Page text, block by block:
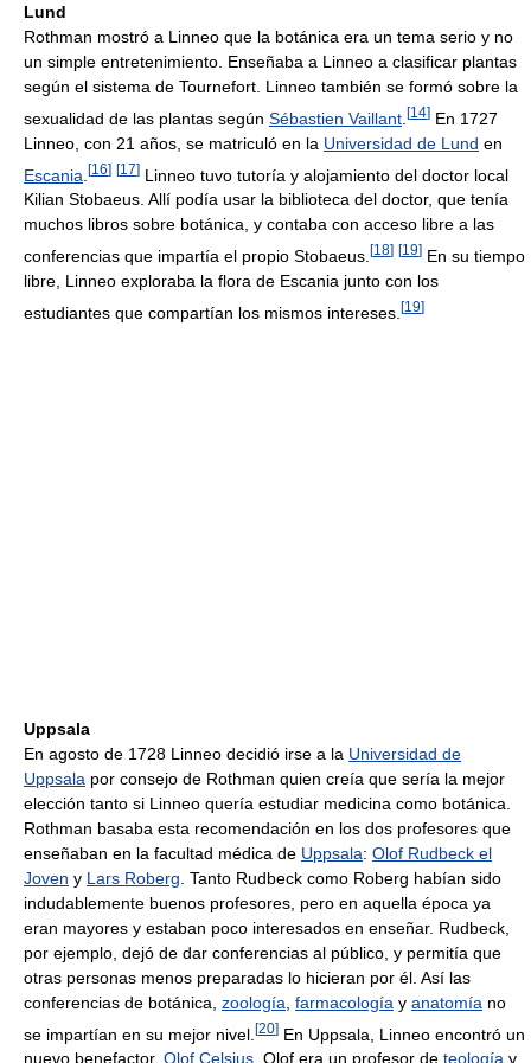
Lund
Rothman mostró a Linneo que la botánica era un tema serio y no
un simple entretenimiento. Enseñaba a Linneo a clasificar plantas
según el sistema de Tournefort. Linneo también se formó sobre la
sexualidad de las plantas según Sébastien Vaillant [14] En 1727
Linneo, con 21 años, se matriculó en la Universidad de Lund en
Escania [16] [17] Linneo tuvo tutoría y alojamiento del doctor local
Kilian Stobaeus. Allí podía usar la biblioteca del doctor, que tenía
muchos libros sobre botánica, y contaba con acceso libre a las
conferencias que impartía el propio Stobaeus. [18] [19] En su tiempo
libre, Linneo exploraba la flora de Escania junto con los
estudiantes que compartían los mismos intereses. [19]
Uppsala
En agosto de 1728 Linneo decidió irse a la Universidad de
Uppsala por consejo de Rothman quien creía que sería la mejor
elección tanto si Linneo quería estudiar medicina como botánica.
Rothman basaba esta recomendación en los dos profesores que
enseñaban en la facultad médica de Uppsala: Olof Rudbeck el
Joven y Lars Roberg . Tanto Rudbeck como Roberg habían sido
indudablemente buenos profesores, pero en aquella época ya
eran mayores y estaban poco interesados en enseñar. Rudbeck,
por ejemplo, dejó de dar conferencias al público, y permitía que
otras personas menos preparadas lo hicieran por él. Así las
conferencias de botánica, zoología farmacología y anatomía no
se impartían en su mejor nivel. [20] En Uppsala, Linneo encontró un
nuevo benefactor, Olof Celsius. Olof era un profesor de teología y